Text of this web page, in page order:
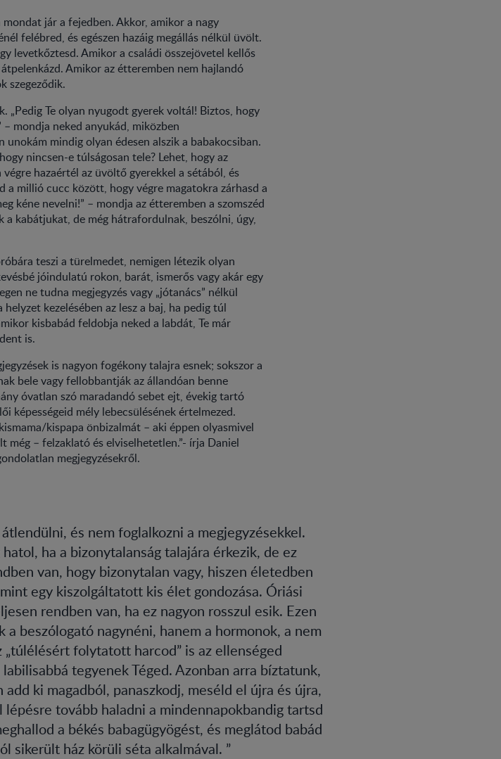
jár a fejedben. Akkor, amikor a nagy
felébred, és egészen hazáig megállás nélkül üvölt.
levetkőztesd. Amikor a családi összejövetel kellős
Amikor az étteremben nem hajlandó
szegeződik.
„Pedig Te olyan nyugodt gyerek voltál! Biztos, hogy
mondja neked anyukád, miközben
mindig olyan édesen alszik a babakocsiban.
nincsen-e túlságosan tele? Lehet, hogy az
hazaértél az üvöltő gyerekkel a sétából, és
a millió cucc között, hogy végre magatokra zárhasd a
kéne nevelni!” – mondja az étteremben a szomszéd
kabátjukat, de még hátrafordulnak, beszólni, úgy,
teszi a türelmedet, nemigen létezik olyan
jóindulatú rokon, barát, ismerős vagy akár egy
ne tudna megjegyzés vagy „jótanács” nélkül
kezelésében az lesz a baj, ha pedig túl
kisbabád feldobja neked a labdát, Te már
is.
is nagyon fogékony talajra esnek; sokszor a
bele vagy fellobbantják az állandóan benne
óvatlan szó maradandó sebet ejt, évekig tartó
képességeid mély lebecsülésének értelmezed.
kispapa önbizalmát – aki éppen olyasmivel
– felzaklató és elviselhetetlen.”- írja Daniel
megjegyzésekről.
és nem foglalkozni a megjegyzésekkel.
ha a bizonytalanság talajára érkezik, de ez
van, hogy bizonytalan vagy, hiszen életedben
egy kiszolgáltatott kis élet gondozása. Óriási
rendben van, ha ez nagyon rosszul esik. Ezen
beszólogató nagynéni, hanem a hormonok, a nem
folytatott harcod” is az ellenséged
tegyenek Téged. Azonban arra bíztatunk,
ki magadból, panaszkodj, meséld el újra és újra,
tovább haladni a mindennapokbandig tartsd
a békés babagügyögést, és meglátod babád
sikerült ház körüli séta alkalmával.